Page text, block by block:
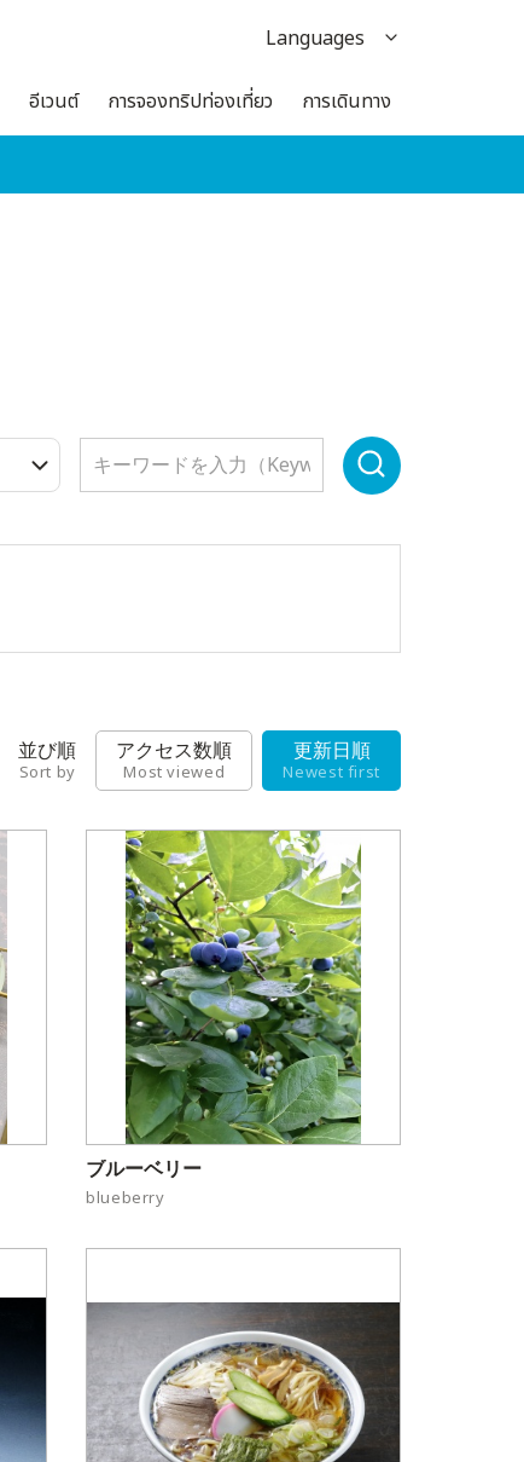
อีเวนต์ การจองทริปท่องเที่ยว การเดินทาง
Languages
日本語
並び順
Sort by
アクセス数順
Most viewed
更新日順
Newest first
ブルーベリー
blueberry